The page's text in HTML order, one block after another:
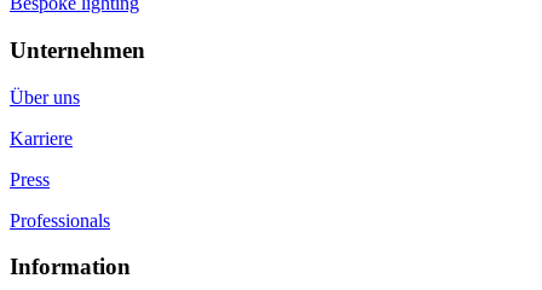
Unternehmen
Über uns
Karriere
Press
Professionals
Information